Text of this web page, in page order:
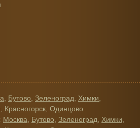
Бутово Зеленоград Химки
Красногорск Одинцово
Москва Бутово Зеленоград Химки